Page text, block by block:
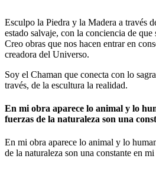
Esculpo la Piedra y la Madera a través
estado salvaje, con la conciencia de que
Creo obras que nos hacen entrar en
creadora del Universo.
Soy el Chaman que conecta con lo
través, de la escultura la realidad.
En mi obra aparece lo animal y lo
fuerzas de la naturaleza son una
En mi obra aparece lo animal y lo
de la naturaleza son una constante en